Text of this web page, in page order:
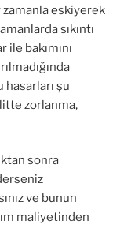
eskiyerek
sıkıntı
bakımını
hasarları şu
zorlanma,
sonra
ve bunun
maliyetinden